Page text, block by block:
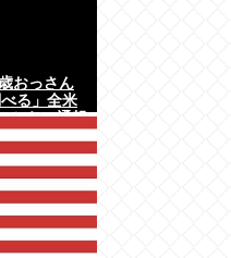
おっさん
る」全米
からの通報